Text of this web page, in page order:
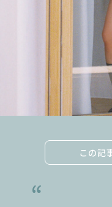
この記